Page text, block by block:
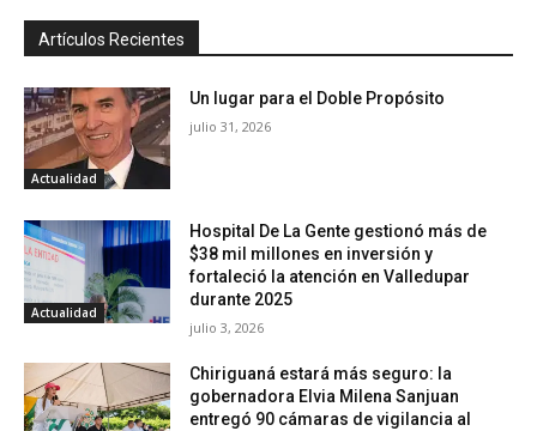
Artículos Recientes
Actualidad
Un lugar para el Doble Propósito
julio 31, 2026
Actualidad
Hospital De La Gente gestionó más de
$38 mil millones en inversión y
fortaleció la atención en Valledupar
durante 2025
julio 3, 2026
Chiriguaná estará más seguro: la
gobernadora Elvia Milena Sanjuan
entregó 90 cámaras de vigilancia al